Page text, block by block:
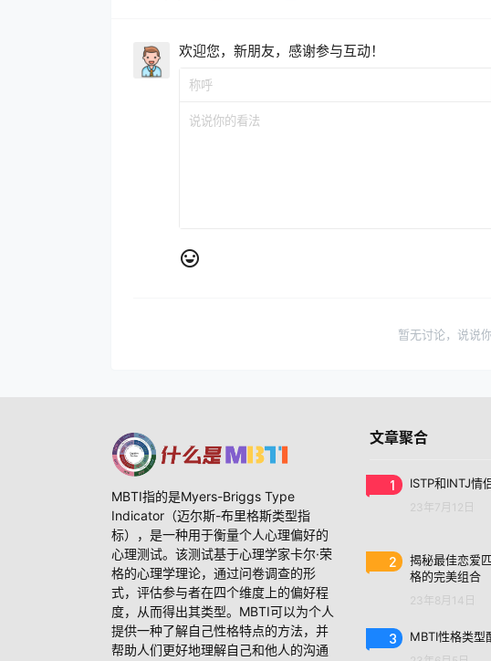
欢迎您，新朋友，感谢参与互动！
暂无讨论，说说
MBTI指的是Myers-Briggs Type
Indicator（迈尔斯-布里格斯类型指
标），是一种用于衡量个人心理偏好的
心理测试。该测试基于心理学家卡尔·荣
格的心理学理论，通过问卷调查的形
式，评估参与者在四个维度上的偏好程
度，从而得出其类型。MBTI可以为个人
提供一种了解自己性格特点的方法，并
帮助人们更好地理解自己和他人的沟通
文章聚合
1 ISTP和INTJ情
23年7月12日
2
揭秘最佳恋爱
格的完美组合
23年8月14日
3 MBTI性格类型